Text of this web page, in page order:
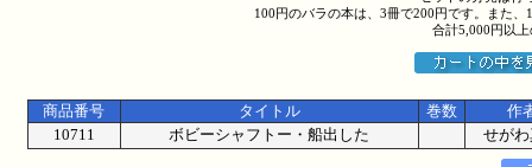
100円のバラの本は、3冊で200円です。また
合計5,000円以
商品番号 タイトル 巻数
作
10711
ボビーシャフトー・船出した せが